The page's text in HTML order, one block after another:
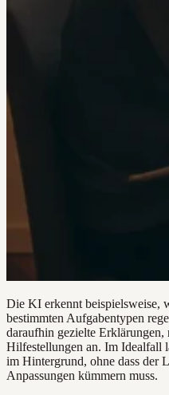
Die KI erkennt beispielsweise,
bestimmten Aufgabentypen
daraufhin gezielte Erklärungen,
Hilfestellungen an. Im Idealfall
im Hintergrund, ohne dass der
Anpassungen kümmern muss.